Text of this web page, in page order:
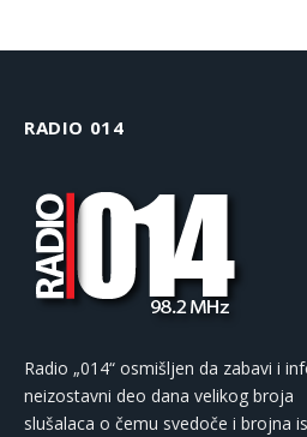
RADIO 014
Radio „014“ osmišljen da zabavi i
neizostavni deo dana velikog broja
slušalaca o čemu svedoče i brojna